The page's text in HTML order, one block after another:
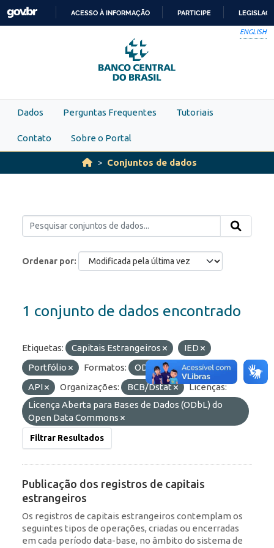
Skip to main content
PARA
O
CONTEÚDO
ACESSO À INFORMAÇÃO PARTICIPE
ENGLISH
Dados Perguntas Frequentes Tutoriais
Contato Sobre o Portal
Conjuntos de dados
Ordenar por
1 conjunto de dados encontrado
Etiquetas: Capitais Estrangeiros
IED
Portfólio
Formatos: OData
JSON
API
Organizações: BCB/Dstat
Licenças:
Licença Aberta para Bases de Dados (ODbL) do
Open Data Commons
Filtrar Resultados
Publicação dos registros de capitais
estrangeiros
Os registros de capitais estrangeiros contemplam os
seguintes tipos de operações, criadas ou encerradas
em cada período data-base, no âmbito do sistema de